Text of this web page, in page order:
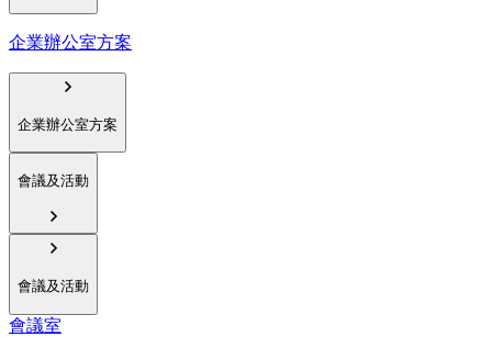
企業辦公室方案
企業辦公室方案
會議及活動
會議及活動
會議室